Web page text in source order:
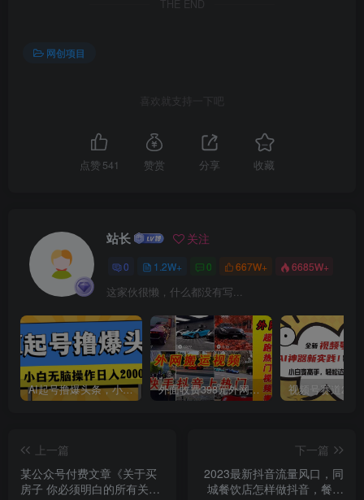
THE END
网创项目
喜欢就支持一下吧
点赞 541 赞赏 分享 收藏
站长 关注
0 1.2W+ 0 667W+ 6685W+
这家伙很懒，什么都没有写...
AI起号撸爆头条，小白也能操作，日入2000+ 外面收费398元外网超跑豪车汽车视频搬运至快手抖音上热门项目
上一篇
某公众号付费文章《关于买
房子 你必须明白的所有关键-
下一篇
2023最新抖音流量风口，同
城餐饮店怎样做抖音，餐饮